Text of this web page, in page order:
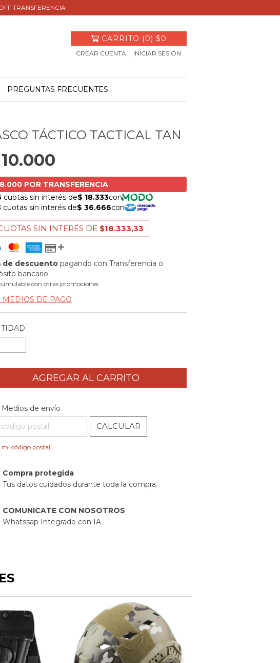
TRANSFERENCIA
CARRITO (0) $0
CREAR CUENTA INICIAR SESIÓN
PREGUNTAS FRECUENTES
TÁCTICO TACTICAL TAN
SIN INTERÉS DE $18.333,33
de descuento pagando con Transferencia o
bancario
con otras promociones
MEDIOS DE PAGO
para el CP:
Medios de envío
CALCULAR
mi código postal
Compra protegida
Tus datos cuidados durante toda la compra.
COMUNICATE CON NOSOTROS
Whatssap Integrado con IA